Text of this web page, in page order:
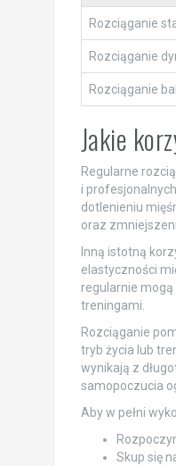
Rozciąganie
Rozciąganie
Rozciąganie
Jakie
Regularne
i
dotlenieniu
oraz
Inną istotną
elastyczności
regularnie
treningami.
Rozciąganie
tryb życia lub
wynikają z
samopoczucia
Aby w pełni
Skup się